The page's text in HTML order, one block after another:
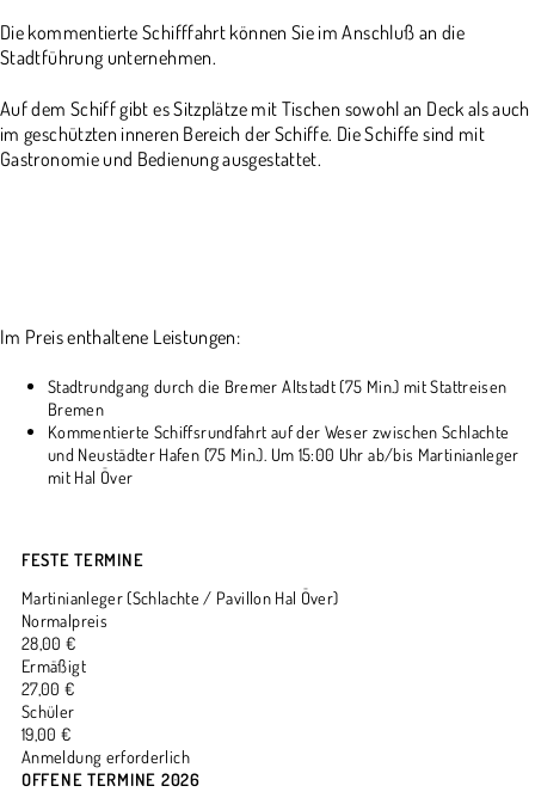
Die kommentierte Schifffahrt können Sie im Anschluß an die
Stadtführung unternehmen.
Auf dem Schiff gibt es Sitzplätze mit Tischen sowohl an Deck als auch
im geschützten inneren Bereich der Schiffe. Die Schiffe sind mit
Gastronomie und Bedienung ausgestattet.
Im Preis enthaltene Leistungen:
Stadtrundgang durch die Bremer Altstadt (75 Min.) mit Stattreisen
Bremen
Kommentierte Schiffsrundfahrt auf der Weser zwischen Schlachte
und Neustädter Hafen (75 Min.). Um 15:00 Uhr ab/bis Martinianleger
mit Hal Över
FESTE TERMINE
Martinianleger (Schlachte / Pavillon Hal Över)
Normalpreis
28,00 €
Ermäßigt
27,00 €
Schüler
19,00 €
Anmeldung erforderlich
OFFENE TERMINE 2026